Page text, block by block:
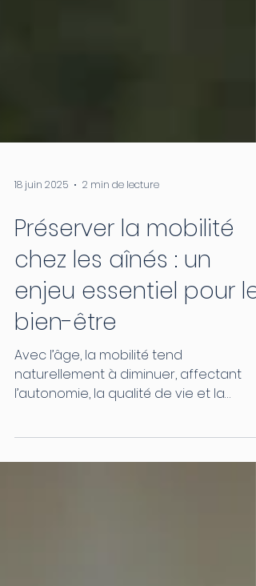
18 juin 2025 2 min de lecture
Préserver la mobilité
chez les aînés : un
enjeu essentiel pour le
bien-être
sécurité des personnes âgées....